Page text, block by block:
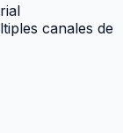
canales de